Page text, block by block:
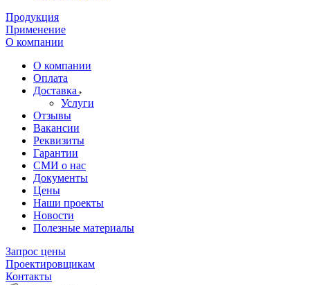
Продукция
Применение
О компании
О компании
Оплата
Доставка
Услуги
Отзывы
Вакансии
Реквизиты
Гарантии
СМИ о нас
Документы
Цены
Наши проекты
Новости
Полезные материалы
Запрос цены
Проектировщикам
Контакты